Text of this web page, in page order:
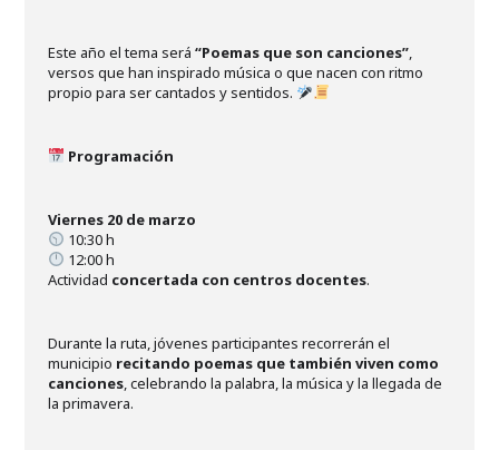
Este año el tema será“Poemas que son canciones”
versos que han inspirado música o que nacen con ritmo
propio para ser cantados y sentidos.
Programación
Viernes 20 de marzo
10:30 h
12:00 h
Actividad concertada con centros docentes.
Durante la ruta, jóvenes participantes recorrerán el
municipio recitando poemas que también viven como
canciones , celebrando la palabra, la música y la llegada de
la primavera.